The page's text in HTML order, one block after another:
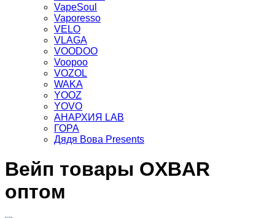
VapeSoul
Vaporesso
VELO
VLAGA
VOODOO
Voopoo
VOZOL
WAKA
YOOZ
YOVO
АНАРХИЯ LAB
ГОРА
Дядя Вова Presents
Вейп товары OXBAR
оптом